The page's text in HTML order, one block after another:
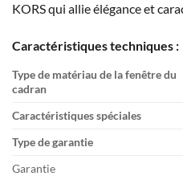
KORS qui allie élégance et
Caractéristiques techniques :
Type de matériau de la fenêtre du
cadran
Caractéristiques spéciales
Type de garantie
Garantie